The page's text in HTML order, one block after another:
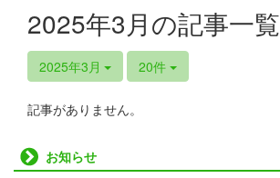
2025年3月の記事一覧
2025年3月 20件
記事がありません。
お知らせ